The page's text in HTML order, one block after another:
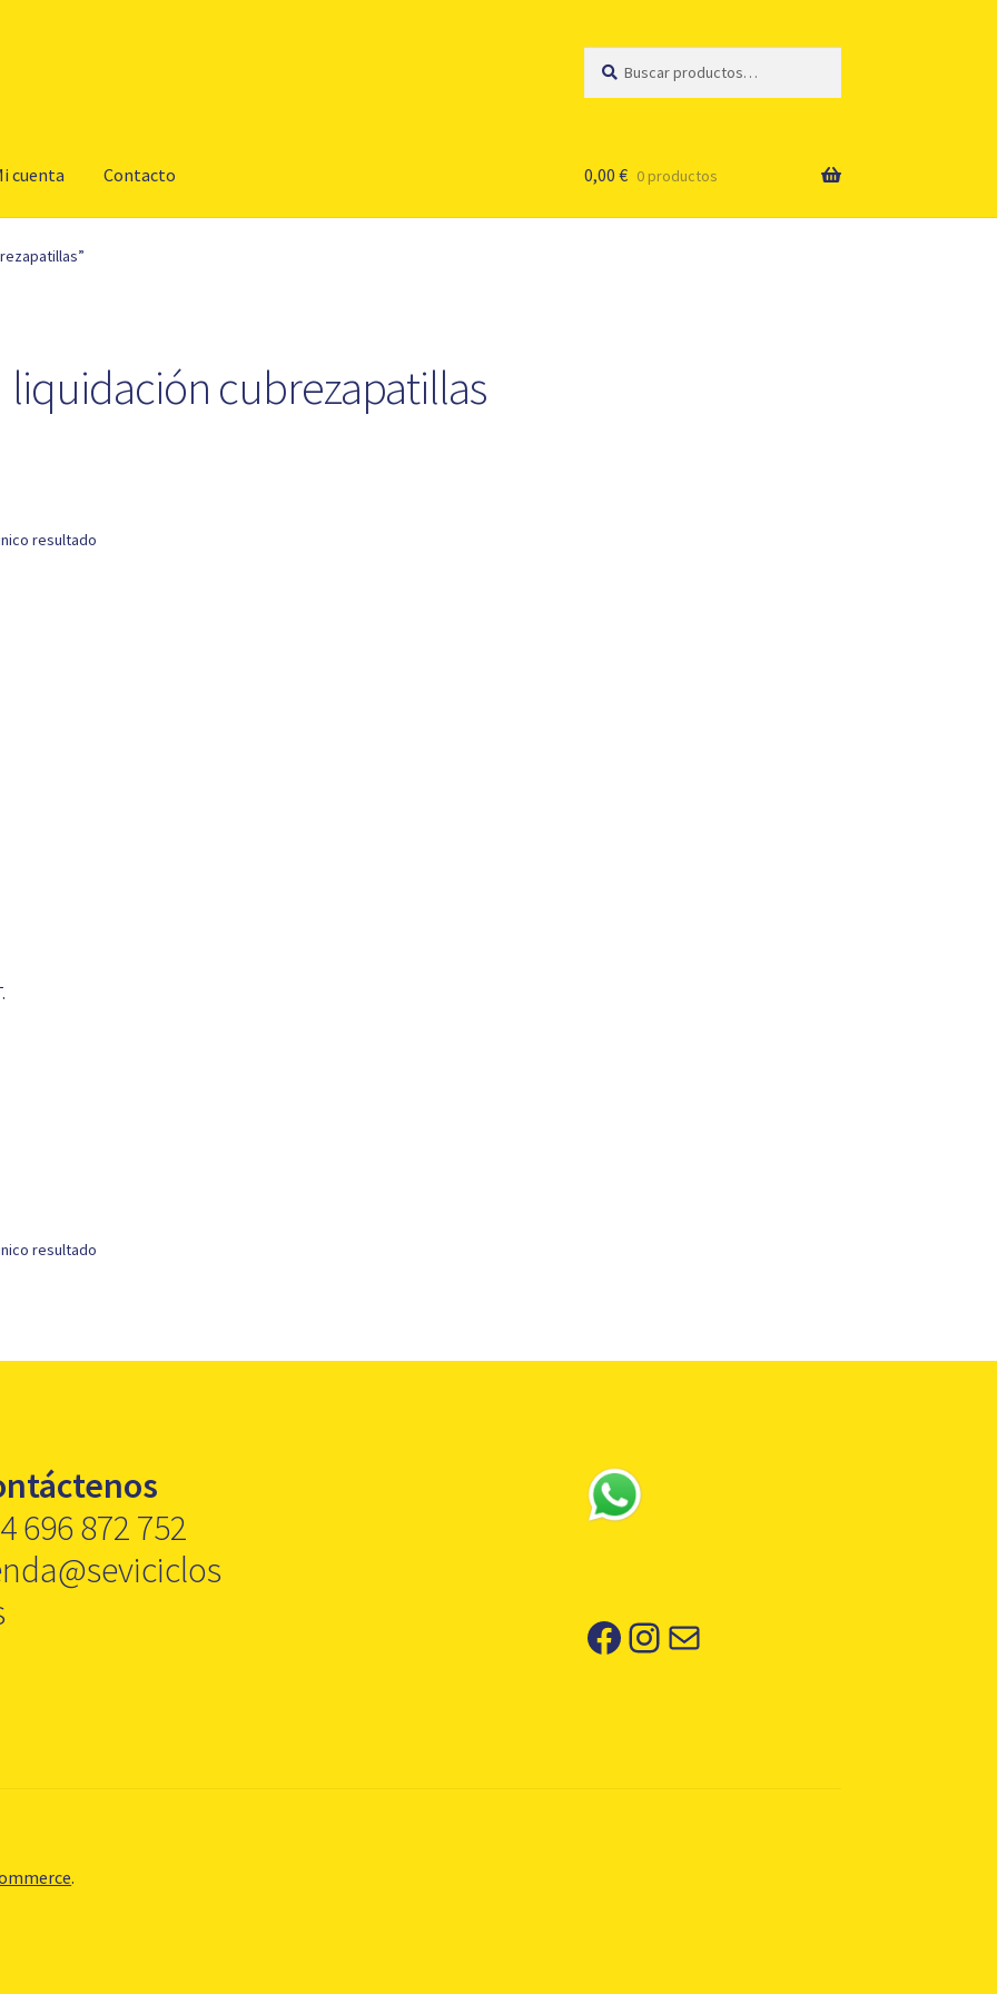
por:
cuenta Contacto 0,00 € 0 productos
liquidación cubrezapatillas
resultado
resultado
696 872 752
Facebook
Instagram
Correo electrónico
.